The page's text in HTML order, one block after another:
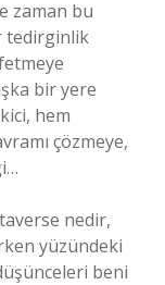
zaman bu
tedirginlik
bir yere
hem
çözmeye,
nedir,
yüzündeki
beni